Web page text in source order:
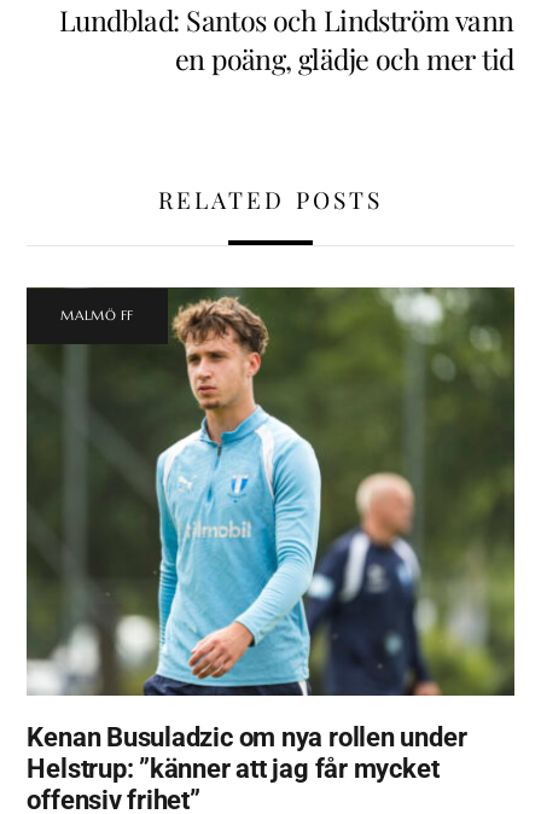
Lundblad: Santos och Lindström vann
en poäng, glädje och mer tid
RELATED POSTS
MALMÖ FF
Kenan Busuladzic om nya rollen under
Helstrup: ”känner att jag får mycket
offensiv frihet”